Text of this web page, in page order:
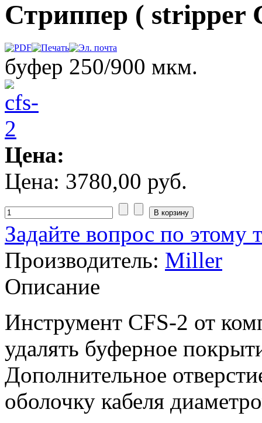
Стриппер ( stripper
буфер 250/900 мкм.
Цена:
Цена: 3780,00 руб.
Задайте вопрос по этому
Производитель: Miller
Описание
Инструмент CFS-2 от
удалять буферное
Дополнительное
оболочку кабеля